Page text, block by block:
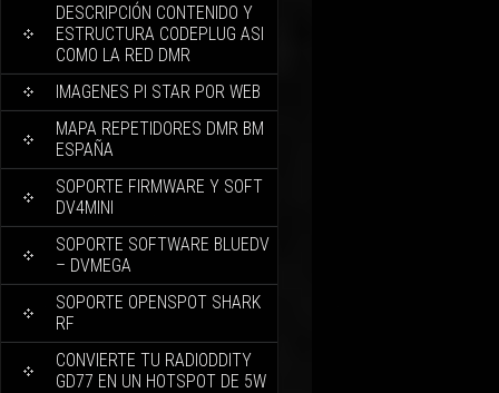
DESCRIPCIÓN CONTENIDO Y
ESTRUCTURA CODEPLUG ASI
COMO LA RED DMR
IMAGENES PI STAR POR WEB
MAPA REPETIDORES DMR BM
ESPAÑA
SOPORTE FIRMWARE Y SOFT
DV4MINI
SOPORTE SOFTWARE BLUEDV
– DVMEGA
SOPORTE OPENSPOT SHARK
RF
CONVIERTE TU RADIODDITY
GD77 EN UN HOTSPOT DE 5W